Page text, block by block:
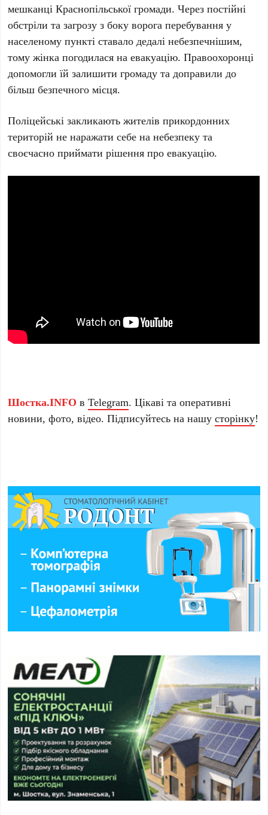
мешканці Краснопільської громади. Через постійні
обстріли та загрозу з боку ворога перебування у
населеному пункті ставало дедалі небезпечнішим,
тому жінка погодилася на евакуацію. Правоохоронці
допомогли їй залишити громаду та доправили до
більш безпечного місця.
Поліцейські закликають жителів прикордонних
територій не наражати себе на небезпеку та
своєчасно приймати рішення про евакуацію.
Шостка.INFO вTelegram. Цікаві та оперативні
новини, фото, відео. Підписуйтесь на нашусторінку!